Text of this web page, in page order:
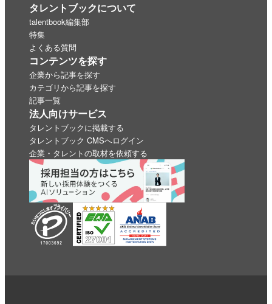
タレントブックについて
talentbook編集部
特集
よくある質問
コンテンツを探す
企業から記事を探す
カテゴリから記事を探す
記事一覧
法人向けサービス
タレントブックに掲載する
タレントブック CMSへログイン
企業・タレントの取材を依頼する